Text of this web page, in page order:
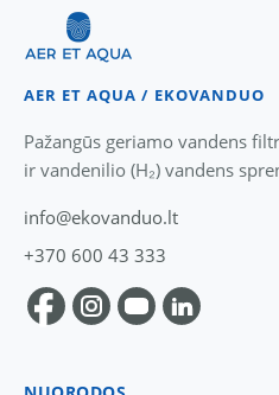
AER ET AQUA / EKOVANDUO
Pažangūs geriamo vandens
ir vandenilio (H₂) vandens
info@ekovanduo.lt
+370 600 43 333